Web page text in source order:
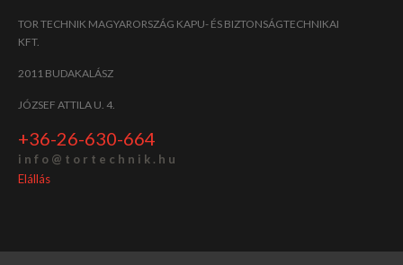
TOR TECHNIK MAGYARORSZÁG KAPU- ÉS BIZTONSÁGTECHNIKAI
KFT.
2011 BUDAKALÁSZ
JÓZSEF ATTILA U. 4.
+36-26-630-664
i n f o @ t o r t e c h n i k . h u
Elállás